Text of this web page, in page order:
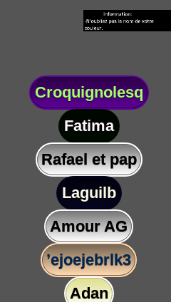
Croquignolesq
Fatima
Rafael et pap
Laguilb
Amour AG
’ejoejebrlk3
Adan